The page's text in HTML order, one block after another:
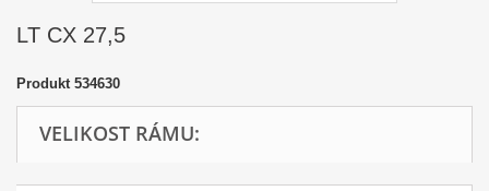
LT CX 27,5
Produkt 534630
VELIKOST RÁMU: